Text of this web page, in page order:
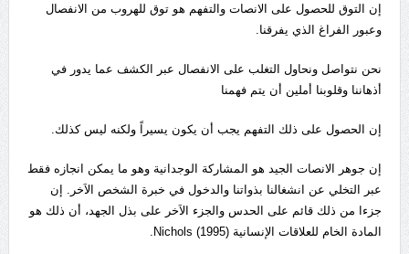
إن التوق للحصول على الانصات والتفهم هو توق للهروب من الانفصال
وعبور الفراغ الذي يفرقنا.
نحن نتواصل ونحاول التغلب على الانفصال عبر الكشف عما يدور في
أذهاننا وقلوبنا أملين أن يتم فهمنا
إن الحصول على ذلك التفهم يجب أن يكون يسيراً ولكنه ليس كذلك.
إن جوهر الانصات الجيد هو المشاركة الوجدانية وهو ما يمكن انجازه فقط
عبر التخلي عن انشغالنا بذواتنا والدخول في خبرة الشخص الاَخر. إن
جزءا من ذلك قائم على الحدس والجزء الاَخر على بذل الجهد، أن ذلك هو
المادة الخام للعلاقات الإنسانية (1995) Nichols.